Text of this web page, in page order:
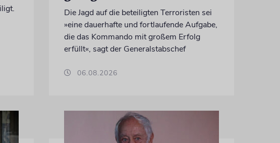
Die Jagd auf die beteiligten Terroristen sei
»eine dauerhafte und fortlaufende Aufgabe,
die das Kommando mit großem Erfolg
erfüllt«, sagt der Generalstabschef
06.08.2026